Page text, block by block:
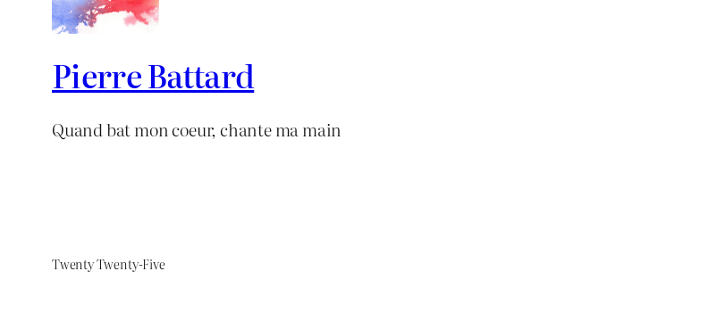
Pierre Battard
Quand bat mon coeur, chante ma main
Twenty Twenty-Five